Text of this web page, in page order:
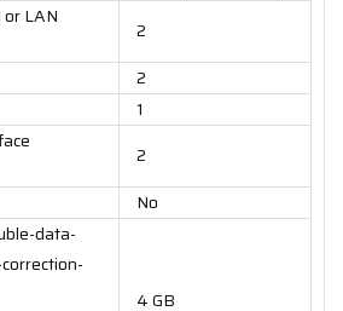
LAN
2
2
1
2
No
data-
4 GB